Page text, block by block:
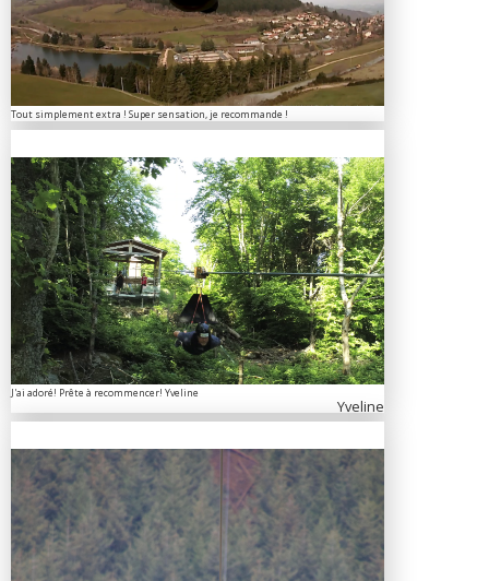
Tout simplement extra ! Super sensation, je recommande !
J'ai adoré! Prête à recommencer! Yveline
Yveline